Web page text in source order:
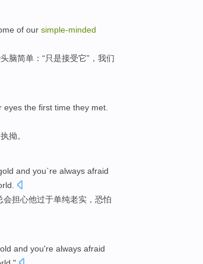
of our simple-minded
头脑简单：“只是接受它”， 我们
eyes the first time they met.
拗。
and you`re always afraid
会担心他过于单纯老实 ，恐怕
and you're always afraid